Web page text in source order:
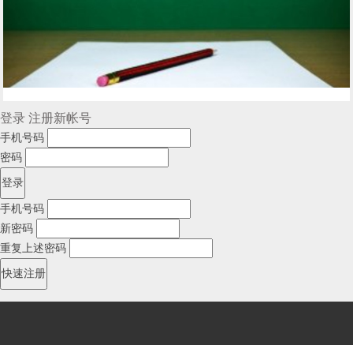
登录 注册新帐号
手机号码
密码
手机号码
新密码
重复上述密码